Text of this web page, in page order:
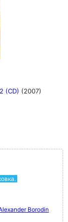
(CD) (2007)
Borodin